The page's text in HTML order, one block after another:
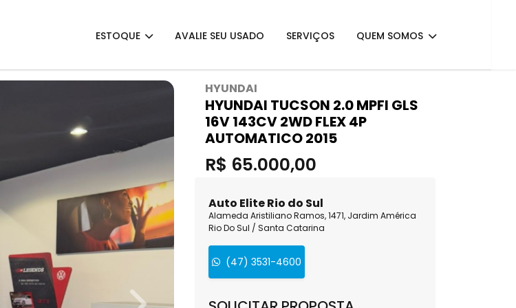
ESTOQUE AVALIE SEU USADO SERVIÇOS QUEM SOMOS
HYUNDAI
HYUNDAI TUCSON 2.0 MPFI GLS
16V 143CV 2WD FLEX 4P
AUTOMATICO 2015
R$ 65.000,00
Auto Elite Rio do Sul
Alameda Aristiliano Ramos, 1471, Jardim América
Rio Do Sul / Santa Catarina
(47) 3531-4600